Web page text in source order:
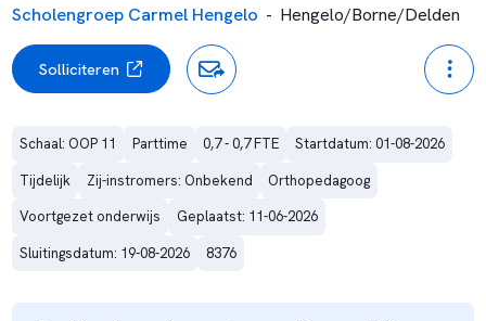
Scholengroep Carmel Hengelo - Hengelo/Borne/Delden
Solliciteren
Schaal: OOP 11 Parttime 0,7 - 0,7 FTE
Startdatum: 01-08-2026
Tijdelijk
Zij-instromers: Onbekend
Orthopedagoog
Voortgezet onderwijs
Geplaatst: 11-06-2026
Sluitingsdatum: 19-08-2026
8376